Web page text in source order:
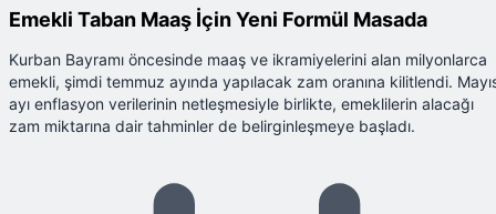
Emekli Taban Maaş İçin Yeni Formül Masada
Kurban Bayramı öncesinde maaş ve ikramiyelerini alan milyonlarca
emekli, şimdi temmuz ayında yapılacak zam oranına kilitlendi.
ayı enflasyon verilerinin netleşmesiyle birlikte, emeklilerin alacağı
zam miktarına dair tahminler de belirginleşmeye başladı.